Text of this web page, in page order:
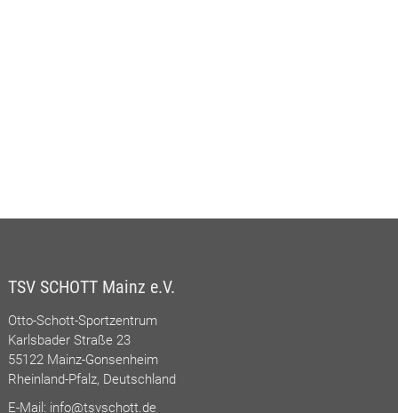
TSV SCHOTT Mainz e.V.
Otto-Schott-Sportzentrum
Karlsbader Straße 23
55122 Mainz-Gonsenheim
Rheinland-Pfalz, Deutschland
E-Mail: info@tsvschott.de